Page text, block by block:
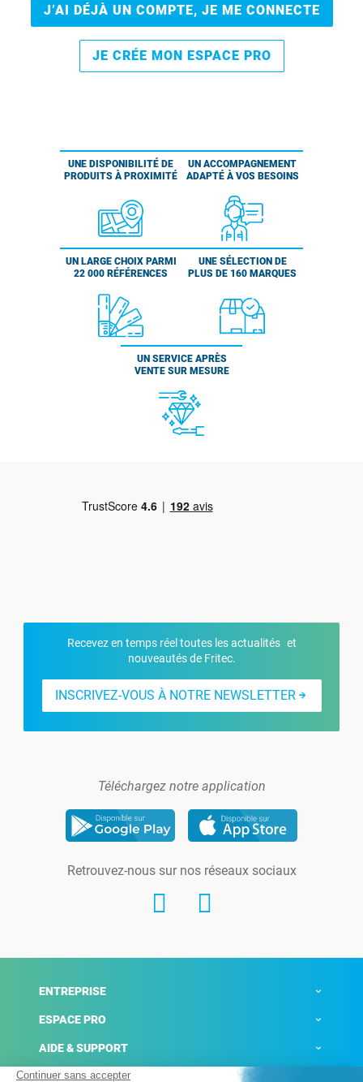
J’AI DÉJÀ UN COMPTE, JE ME CONNECTE
JE CRÉE MON ESPACE PRO
UNE DISPONIBILITÉ DE
PRODUITS À PROXIMITÉ
UN ACCOMPAGNEMENT
ADAPTÉ À VOS BESOINS
UN LARGE CHOIX PARMI
22 000 RÉFÉRENCES
UNE SÉLECTION DE
PLUS DE 160 MARQUES
UN SERVICE APRÈS
VENTE SUR MESURE
Recevez en temps réel toutes les actualités et
nouveautés de Fritec.
INSCRIVEZ-VOUS À NOTRE NEWSLETTER
Téléchargez notre application
Retrouvez-nous sur nos réseaux sociaux
ENTREPRISE
ESPACE PRO
AIDE & SUPPORT
ACTUALITÉS